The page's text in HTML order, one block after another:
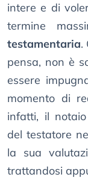
intere e di
termine
testamentaria.
pensa, non è
essere
momento di
infatti, il
del testatore
la sua
trattandosi